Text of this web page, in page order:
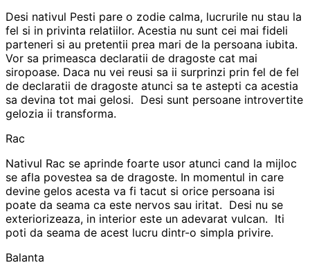
Desi nativul Pesti pare o zodie calma, lucrurile nu stau la
fel si in privinta relatiilor. Acestia nu sunt cei mai fideli
parteneri si au pretentii prea mari de la persoana iubita.
Vor sa primeasca declaratii de dragoste cat mai
siropoase. Daca nu vei reusi sa ii surprinzi prin fel de fel
de declaratii de dragoste atunci sa te astepti ca acestia
sa devina tot mai gelosi. Desi sunt persoane introvertite
gelozia ii transforma.
Rac
Nativul Rac se aprinde foarte usor atunci cand la mijloc
se afla povestea sa de dragoste. In momentul in care
devine gelos acesta va fi tacut si orice persoana isi
poate da seama ca este nervos sau iritat. Desi nu se
exteriorizeaza, in interior este un adevarat vulcan. Iti
poti da seama de acest lucru dintr-o simpla privire.
Balanta